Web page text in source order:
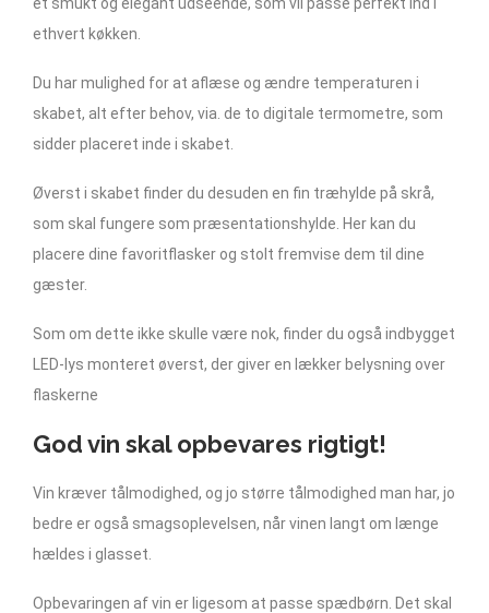
ethvert køkken.
Du har mulighed for at aflæse og ændre temperaturen i
skabet, alt efter behov, via. de to digitale termometre, som
sidder placeret inde i skabet.
Øverst i skabet finder du desuden en fin træhylde på skrå,
som skal fungere som præsentationshylde. Her kan du
placere dine favoritflasker og stolt fremvise dem til dine
gæster.
Som om dette ikke skulle være nok, finder du også indbygget
LED-lys monteret øverst, der giver en lækker belysning over
flaskerne
God vin skal opbevares rigtigt!
Vin kræver tålmodighed, og jo større tålmodighed man har, jo
bedre er også smagsoplevelsen, når vinen langt om længe
hældes i glasset.
Opbevaringen af vin er ligesom at passe spædbørn. Det skal